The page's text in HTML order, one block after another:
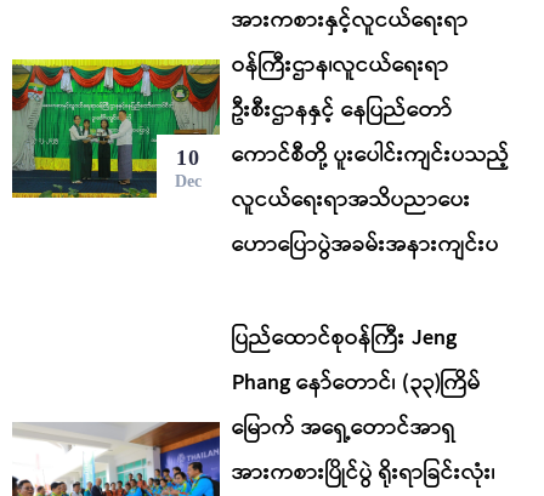
10
Dec
အားကစားနှင့်လူငယ်ရေးရာ
ဝန်ကြီးဌာန၊လူငယ်ရေးရာ
ဦးစီးဌာနနှင့် နေပြည်တော်
ကောင်စီတို့ ပူးပေါင်းကျင်းပသည့်
လူငယ်ရေးရာအသိပညာပေး
ဟောပြောပွဲအခမ်းအနားကျင်းပ
ပြည်ထောင်စုဝန်ကြီး Jeng
Phang နော်တောင်၊ (၃၃)ကြိမ်
မြောက် အရှေ့တောင်အာရှ
အားကစားပြိုင်ပွဲ ရိုးရာခြင်းလုံး၊